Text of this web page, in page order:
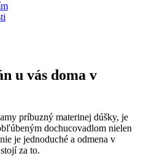
u vás doma v
príbuzný materinej dúšky, je
dochucovadlom nielen
je jednoduché a odmena v
za to.